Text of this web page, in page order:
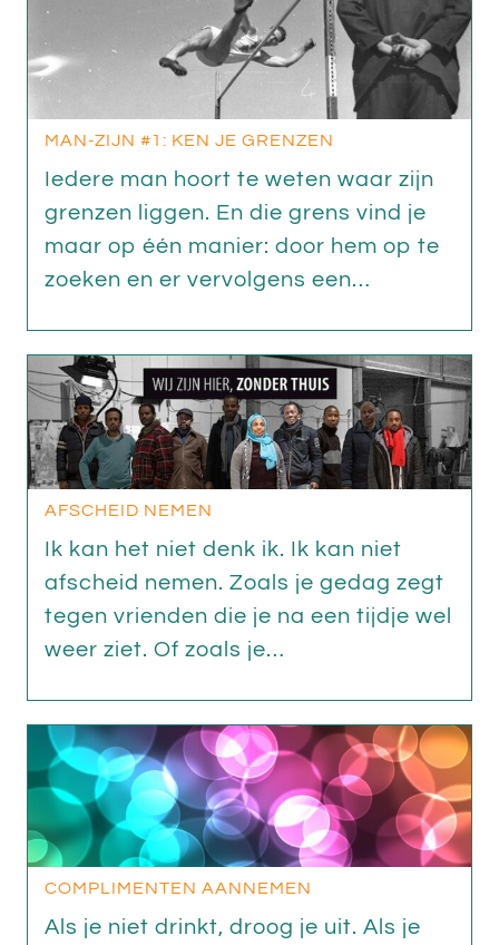
MAN-ZIJN #1: KEN JE GRENZEN
Iedere man hoort te weten waar zijn
grenzen liggen. En die grens vind je
maar op één manier: door hem op te
zoeken en er vervolgens een…
AFSCHEID NEMEN
Ik kan het niet denk ik. Ik kan niet
afscheid nemen. Zoals je gedag zegt
tegen vrienden die je na een tijdje wel
weer ziet. Of zoals je…
COMPLIMENTEN AANNEMEN
Als je niet drinkt, droog je uit. Als je